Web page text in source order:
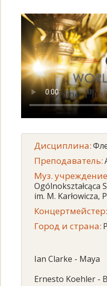
Дисциплина:
Преподаватель:
Муз.
Ogólnokształcąca
im. M. Karłowicza,
Концертмейстер:
Город и страна:
Ian Clarke - Maya
Ernesto Koehler -